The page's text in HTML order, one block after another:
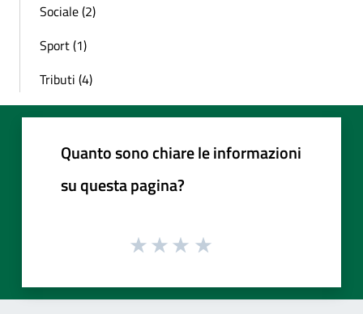
Sociale (2)
Sport (1)
Tributi (4)
Quanto sono chiare le informazioni
su questa pagina?